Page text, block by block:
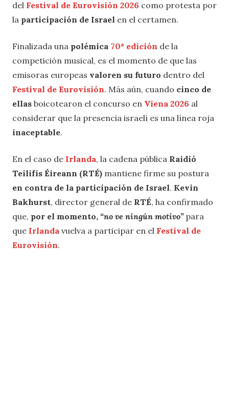
del Festival de Eurovisión 2026 como protesta por
la participación de Israel en el certamen.
Finalizada una polémica 70ª edición de la
competición musical, es el momento de que las
emisoras europeas valoren su futuro dentro del
Festival de Eurovisión. Más aún, cuando cinco de
ellas boicotearon el concurso en Viena 2026 al
considerar que la presencia israelí es una línea roja
inaceptable.
En el caso de Irlanda, la cadena pública Raidió
Teilifís Éireann (RTÉ) mantiene firme su postura
en contra de la participación de Israel. Kevin
Bakhurst, director general de RTÉ, ha confirmado
que, por el momento, “no ve ningún motivo”para
que Irlanda ​​vuelva a participar en el Festival de
Eurovisión.